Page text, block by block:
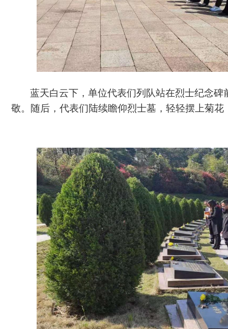
蓝天白云下，单位代表们列队站在烈士纪念
敬。随后，代表们陆续瞻仰烈士墓，轻轻摆上菊